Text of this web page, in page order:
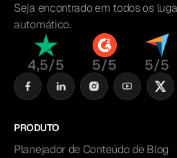
Seja encontrado em todos os
automático.
4,5/5 5/5 5/5
PRODUTO
Planejador de Conteúdo de Blog